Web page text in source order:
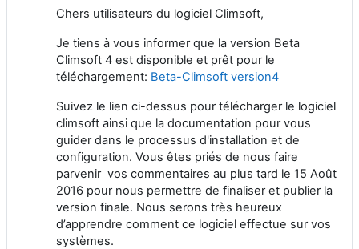
Chers utilisateurs du logiciel Climsoft,
Je tiens à vous informer que la version Beta
Climsoft 4 est disponible et prêt pour le
téléchargement: Beta-Climsoft version4
Suivez le lien ci-dessus pour télécharger le logiciel
climsoft ainsi que la documentation pour vous
guider dans le processus d'installation et de
configuration. Vous êtes priés de nous faire
parvenir vos commentaires au plus tard le 15 Août
2016 pour nous permettre de finaliser et publier la
version finale. Nous serons très heureux
d’apprendre comment ce logiciel effectue sur vos
systèmes.